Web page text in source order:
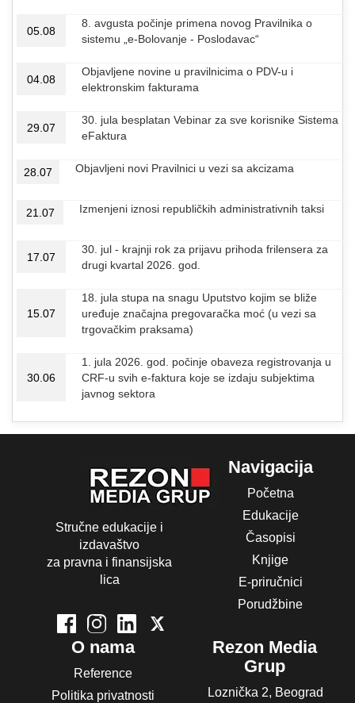
05.08
8. avgusta počinje primena novog Pravilnika o
sistemu „e-Bolovanje - Poslodavac“
04.08
Objavljene novine u pravilnicima o PDV-u i
elektronskim fakturama
29.07
30. jula besplatan Vebinar za sve korisnike Sistema
eFaktura
28.07 Objavljeni novi Pravilnici u vezi sa akcizama
21.07 Izmenjeni iznosi republičkih administrativnih taksi
17.07
30. jul - krajnji rok za prijavu prihoda frilensera za
drugi kvartal 2026. god.
15.07
18. jula stupa na snagu Uputstvo kojim se bliže
uređuje značajna pregovaračka moć (u vezi sa
trgovačkim praksama)
30.06
1. jula 2026. god. počinje obaveza registrovanja u
CRF-u svih e-faktura koje se izdaju subjektima
javnog sektora
Stručne edukacije i
izdavaštvo
za pravna i finansijska
lica
Navigacija
Početna
Edukacije
Časopisi
Knjige
E-priručnici
Porudžbine
O nama
Reference
Politika privatnosti
Rezon Media
Grup
Loznička 2, Beograd